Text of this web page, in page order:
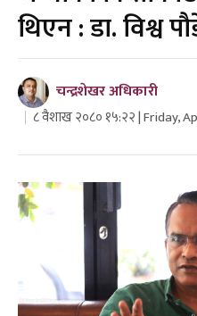
थिएन : डा. विश्व
चन्द्रशेखर अधिकारी
८ वैशाख २०८० १५:२२ | Friday,